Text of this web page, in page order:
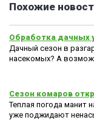
Похожие
Обработка дачных
Дачный сезон в
насекомых? А
Сезон комаров
Теплая погода манит
уже поджидают